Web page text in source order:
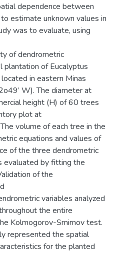
dependence between
estimate unknown values in
was to evaluate, using
of dendrometric
plantation of Eucalyptus
in eastern Minas
W). The diameter at
height (H) of 60 trees
plot at
volume of each tree in the
equations and values of
of the three dendrometric
evaluated by fitting the
of the
variables analyzed
the entire
Kolmogorov-Smirnov test.
represented the spatial
for the planted